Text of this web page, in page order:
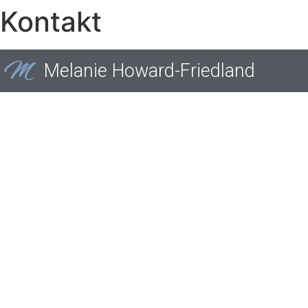
Kontakt
Melanie Howard-Friedland